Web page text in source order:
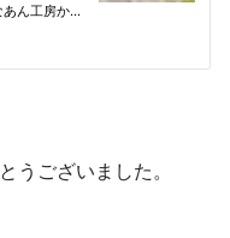
うございました。